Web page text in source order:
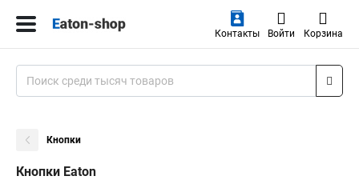
Контакты Войти Корзина
Кнопки
Кнопки Eaton